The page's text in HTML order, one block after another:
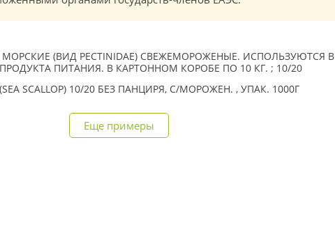
(ВИД PECTINIDAE) СВЕЖЕМОРОЖЕНЫЕ. ИСПОЛЬЗУЮТСЯ В
ПИТАНИЯ. В КАРТОННОМ КОРОБЕ ПО 10 КГ. ; 10/20
SCALLOP) 10/20 БЕЗ ПАНЦИРЯ, С/МОРОЖЕН. , УПАК. 1000Г
Еще примеры